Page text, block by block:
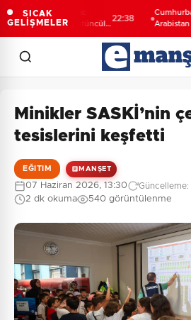
SICAK
GELİŞMELER
Şahin Biba:
geleceğini bütüncül
22:38
Arabistan
Minikler SASKİ’nin
tesislerini keşfetti
EĞITIM MANŞET
07 Haziran 2026, 13:30
2 dk okuma 540 görüntülenme